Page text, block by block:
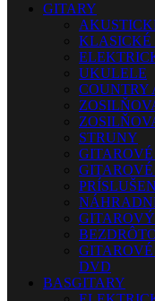
GITARY
KLASICKÉ
UKULELE
COUNTRY
STRUNY
DVD
BASGITARY